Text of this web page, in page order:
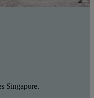
Singapore.